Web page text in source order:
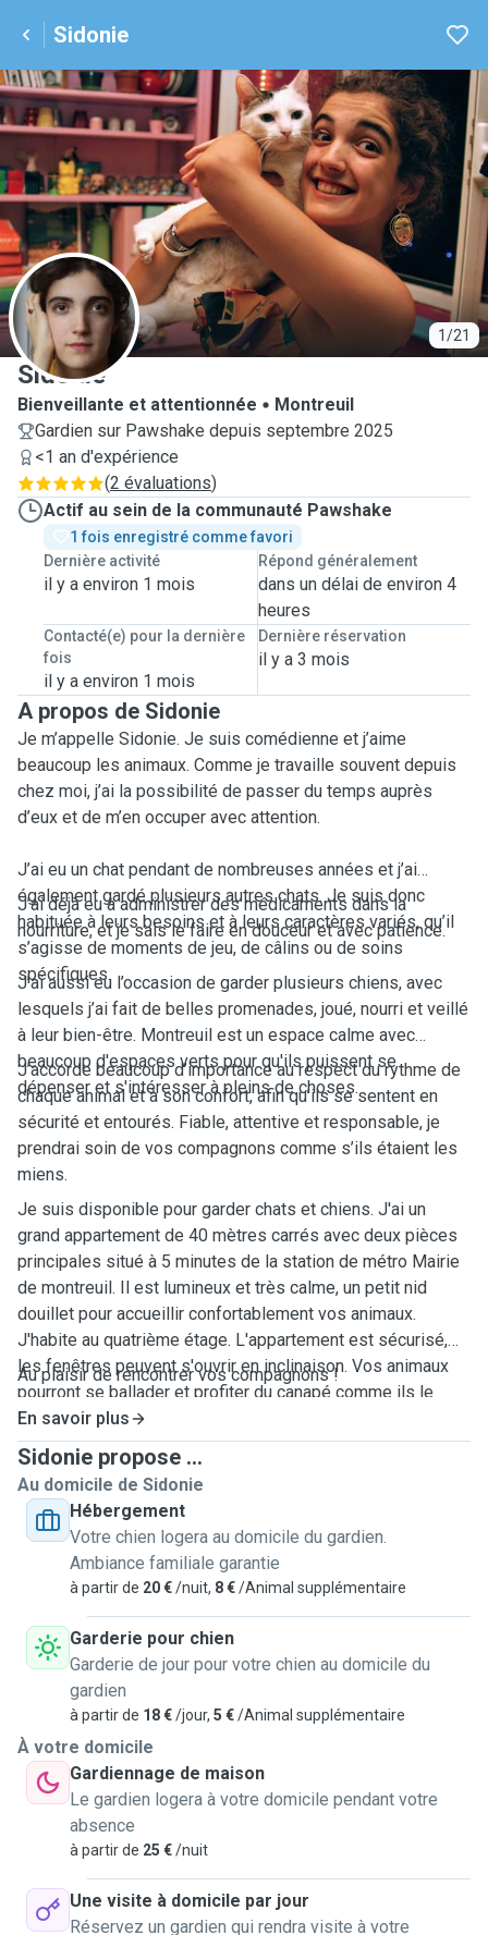
Sidonie
1/21
S
Sidonie
Bienveillante et attentionnée
Montreuil
Gardien sur Pawshake depuis septembre 2025
<1 an d'expérience
(2 évaluations)
Actif au sein de la communauté Pawshake
1 fois enregistré comme favori
Dernière activité
il y a environ 1 mois
Répond généralement
dans un délai de environ 4
heures
Contacté(e) pour la dernière
fois
il y a environ 1 mois
Dernière réservation
il y a 3 mois
A propos de Sidonie
Je m’appelle Sidonie. Je suis comédienne et j’aime
beaucoup les animaux. Comme je travaille souvent depuis
chez moi, j’ai la possibilité de passer du temps auprès
d’eux et de m’en occuper avec attention.
J’ai eu un chat pendant de nombreuses années et j’ai
également gardé plusieurs autres chats. Je suis donc
habituée à leurs besoins et à leurs caractères variés, qu’il
s’agisse de moments de jeu, de câlins ou de soins
spécifiques.
J’ai déjà eu à administrer des médicaments dans la
nourriture, et je sais le faire en douceur et avec patience.
J’ai aussi eu l’occasion de garder plusieurs chiens, avec
lesquels j’ai fait de belles promenades, joué, nourri et veillé
à leur bien-être. Montreuil est un espace calme avec
beaucoup d'espaces verts pour qu'ils puissent se
dépenser et s'intéresser à pleins de choses.
J’accorde beaucoup d’importance au respect du rythme de
chaque animal et à son confort, afin qu’ils se sentent en
sécurité et entourés. Fiable, attentive et responsable, je
prendrai soin de vos compagnons comme s’ils étaient les
miens.
Je suis disponible pour garder chats et chiens. J'ai un
grand appartement de 40 mètres carrés avec deux pièces
principales situé à 5 minutes de la station de métro Mairie
de montreuil. Il est lumineux et très calme, un petit nid
douillet pour accueillir confortablement vos animaux.
J'habite au quatrième étage. L'appartement est sécurisé,
les fenêtres peuvent s'ouvrir en inclinaison. Vos animaux
pourront se ballader et profiter du canapé comme ils le
souhaitent.
Au plaisir de rencontrer vos compagnons !
En savoir plus
Sidonie propose ...
Au domicile de Sidonie
Hébergement
Votre chien logera au domicile du gardien.
Ambiance familiale garantie
à partir de 20 €/nuit, 8 €/Animal supplémentaire
Garderie pour chien
Garderie de jour pour votre chien au domicile du
gardien
à partir de 18 €/jour, 5 €/Animal supplémentaire
À votre domicile
Gardiennage de maison
Le gardien logera à votre domicile pendant votre
absence
à partir de 25 €/nuit
Une visite à domicile par jour
Réservez un gardien qui rendra visite à votre